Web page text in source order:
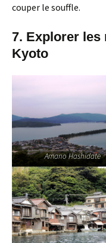
couper le souffle.
7. Explorer
Kyoto
Amano Hashidate